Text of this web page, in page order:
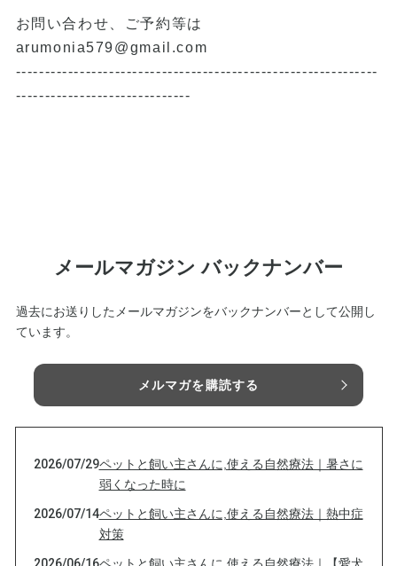
お問い合わせ、ご予約等は
arumonia579@gmail.com
--------------------------------------------------------------
------------------------------
メールマガジン バックナンバー
過去にお送りしたメールマガジンをバックナンバーとして公開し
ています。
メルマガを購読する
2026/07/29ペットと飼い主さんに,使える自然療法｜暑さに
弱くなった時に
2026/07/14ペットと飼い主さんに,使える自然療法｜熱中症
対策